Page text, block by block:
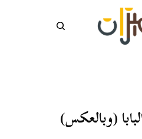
(وبالعكس)